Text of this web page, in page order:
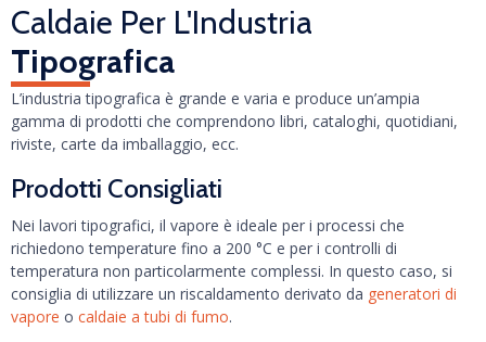
Caldaie Per L'Industria
Tipografica
L’industria tipografica è grande e varia e produce un’ampia
gamma di prodotti che comprendono libri, cataloghi, quotidiani,
riviste, carte da imballaggio, ecc.
Prodotti Consigliati
Nei lavori tipografici, il vapore è ideale per i processi che
richiedono temperature fino a 200 °C e per i controlli di
temperatura non particolarmente complessi. In questo caso, si
consiglia di utilizzare un riscaldamento derivato da generatori di
vapore o caldaie a tubi di fumo.